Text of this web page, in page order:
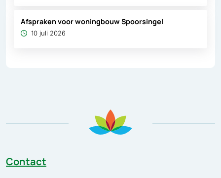
Afspraken voor woningbouw Spoorsingel
10 juli 2026
Contact